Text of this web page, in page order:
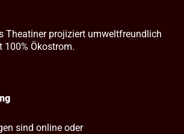
Theatiner projiziert umweltfreundlich
100% Ökostrom.
sind online oder